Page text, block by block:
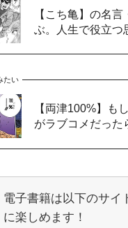
【こち亀】の名
ぶ。人生で役立つ
たい
【両津100%】も
がラブコメだった
電子書籍は以下のサイ
に楽しめます！